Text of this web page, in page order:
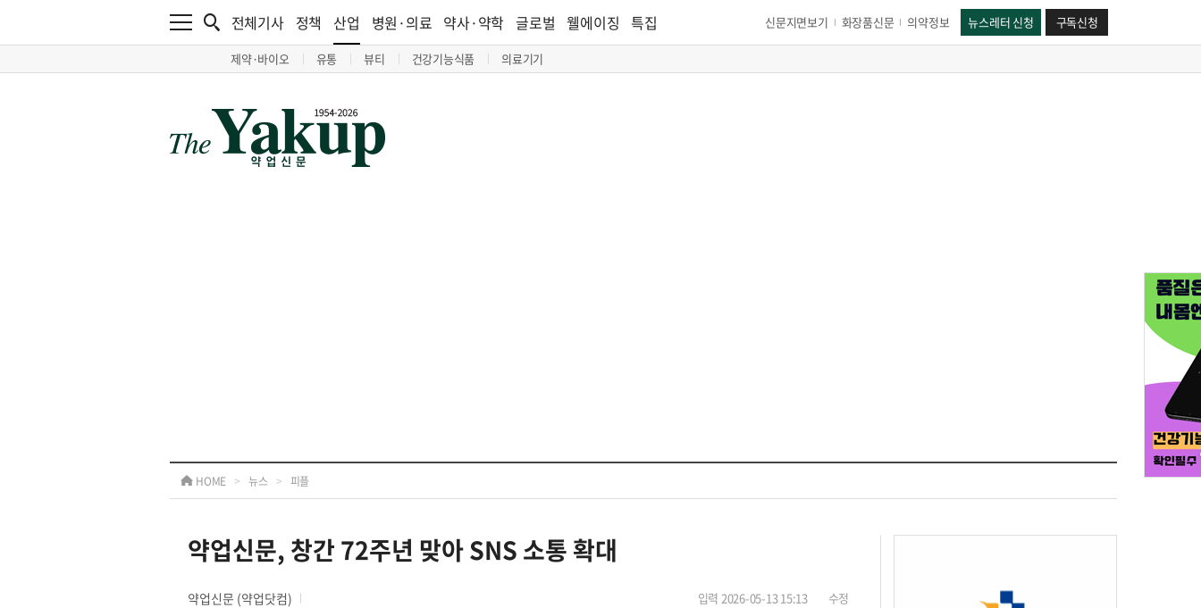
전체기사 정책 산업
제약·바이오 유통 뷰티 건강기능식품 의료기기
병원·의료 약사·약학 글로벌 웰에이징 특집 신문지면보기 화장품신문 의약정보 뉴스레터 신청 구독신청
HOME > 뉴스 > 피플
약업신문, 창간 72주년 맞아 SNS 소통 확대
약업신문 (약업닷컴) 입력 2026-05-13 15:13 수정